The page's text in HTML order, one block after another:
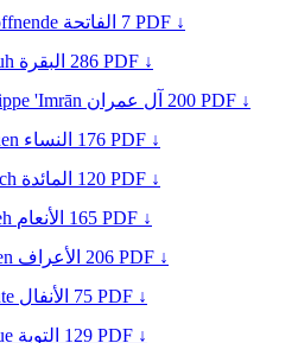
الفاتحة 7 PDF ↓
البقرة 286 PDF ↓
'Imrān آل عمران 200 PDF ↓
النساء 176 PDF ↓
المائدة 120 PDF ↓
الأنعام 165 PDF ↓
الأعراف 206 PDF ↓
الأنفال 75 PDF ↓
التوبة 129 PDF ↓